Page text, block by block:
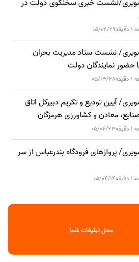
انرژی‌بر
املاک و اظهارنامه موضوع ماده ۵۷ قانون
نشست خبری سخنگوی دولت در
05/04/29
نشست ستاد مدیریت بحران
حضور نمایندگان دولت
05/04/28
آیین تودیع و تکریم دبیرکل اتاق
صنایع، معادن و کشاورزی هرمزگان
05/04/23
پروازهای فرودگاه بندرعباس از سر
05/04/14